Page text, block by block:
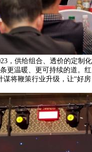
，供给组合、透价的定制化
更温暖、更可持续的道。红
谋将鞭策行业升级，让“好房